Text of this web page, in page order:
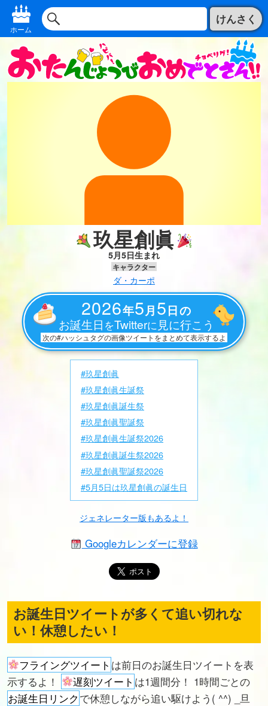
ホーム
けんさく
玖星創眞
5月5日生まれ
キャラクター
ダ・カーポ
2026年5月5日の
お誕生日 をTwitterに 見に行こう
次の#ハッシュタグの画像ツイートをまとめて表示するよ
#玖星創眞
#玖星創眞生誕祭
#玖星創眞誕生祭
#玖星創眞聖誕祭
#玖星創眞生誕祭2026
#玖星創眞誕生祭2026
#玖星創眞聖誕祭2026
#5月5日は玖星創眞の誕生日
ジェネレーター版もあるよ！
Googleカレンダーに登録
お誕生日ツイートが多くて追い切れな
い！休憩したい！
フライングツイート は前日のお誕生日ツイートを表
示するよ！
遅刻ツイート は1週間分！ 1時間ごとの
お誕生日リンク で休憩しながら追い駆けよう( ^^) _旦